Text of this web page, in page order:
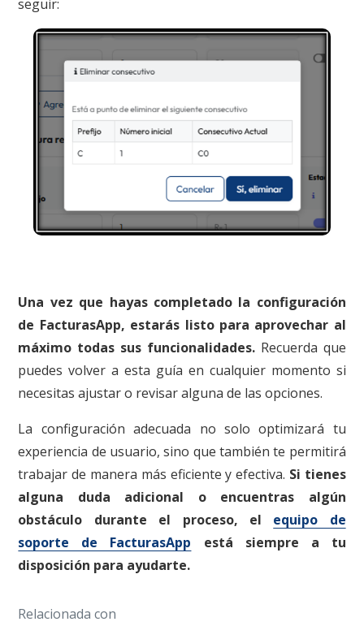
seguir:
Una vez que hayas completado la configuración
de FacturasApp, estarás listo para aprovechar al
máximo todas sus funcionalidades.Recuerda que
puedes volver a esta guía en cualquier momento si
necesitas ajustar o revisar alguna de las opciones.
La configuración adecuada no solo optimizará tu
experiencia de usuario, sino que también te permitirá
trabajar de manera más eficiente y efectiva. Si tienes
alguna duda adicional o encuentras algún
obstáculo durante el proceso, el equipo de
soporte de FacturasApp está siempre a tu
disposición para ayudarte.
Relacionada con